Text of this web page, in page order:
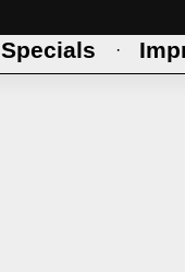
Specials ·